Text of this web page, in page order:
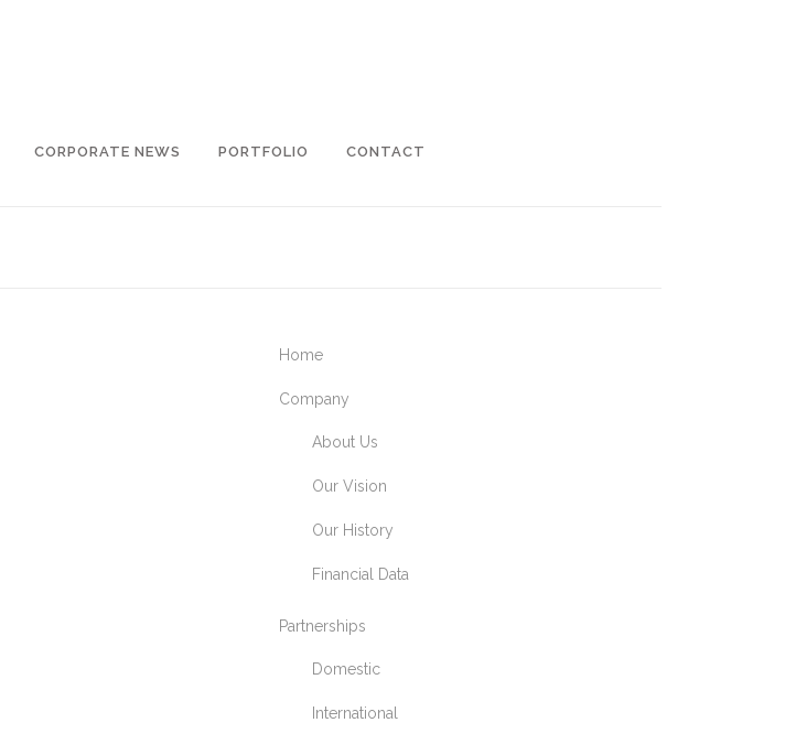
CORPORATE NEWS PORTFOLIO CONTACT
Home
Company
About Us
Our Vision
Our History
Financial Data
Partnerships
Domestic
International